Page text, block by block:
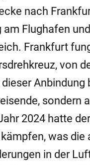
nach
am Flughafen
Frankfurt
von
dieser
sondern
2024 hatte
was
in der